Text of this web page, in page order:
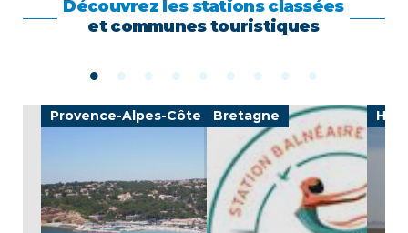
Découvrez les stations classées
et communes touristiques
Provence-Alpes-Côte d'Azur
Bretagne